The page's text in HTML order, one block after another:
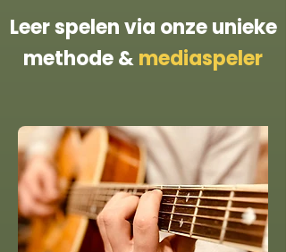
Leer spelen via onze unieke
methode &mediaspeler